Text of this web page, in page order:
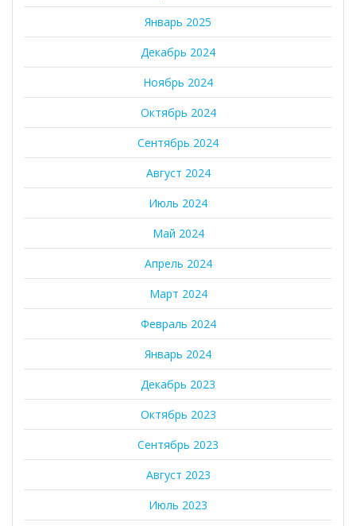
Январь 2025
Декабрь 2024
Ноябрь 2024
Октябрь 2024
Сентябрь 2024
Август 2024
Июль 2024
Май 2024
Апрель 2024
Март 2024
Февраль 2024
Январь 2024
Декабрь 2023
Октябрь 2023
Сентябрь 2023
Август 2023
Июль 2023